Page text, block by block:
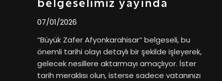
07/01/2026
‘’Büyük Zafer Afyonkarahisar’’ belgeseli, bu
önemli tarihi olayı detaylı bir şekilde işleyerek,
gelecek nesillere aktarmayı amaçlıyor. İster
tarih meraklısı olun, isterse sadece vatanınızı